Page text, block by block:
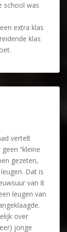
school was
extra klas
klas
vertelt
“kleine
gezeten,
Dat is
van 8
leugen van
over
jonge